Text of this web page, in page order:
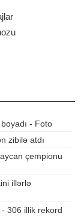
- Foto
zibilə atdı
çempionu
illərlə
306 illik rekord